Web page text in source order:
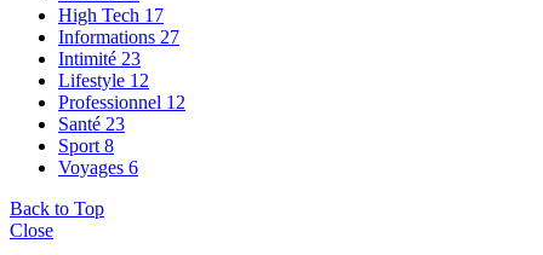
High Tech 17
Informations 27
Intimité 23
Lifestyle 12
Professionnel 12
Santé 23
Sport 8
Voyages 6
Back to Top
Close